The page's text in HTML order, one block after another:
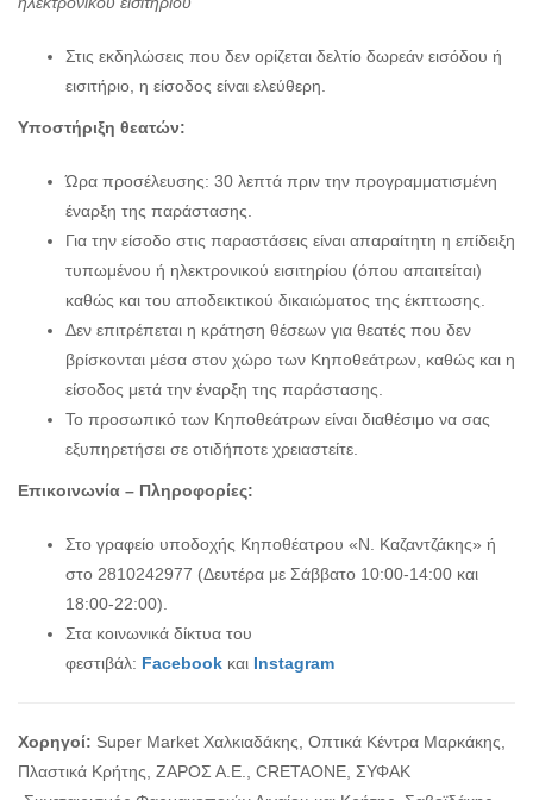
Στις εκδηλώσεις που δεν ορίζεται δελτίο δωρεάν εισόδου ή
εισιτήριο, η είσοδος είναι ελεύθερη.
Υποστήριξη θεατών:
Ώρα προσέλευσης: 30 λεπτά πριν την προγραμματισμένη
έναρξη της παράστασης.
Για την είσοδο στις παραστάσεις είναι απαραίτητη η επίδειξη
τυπωμένου ή ηλεκτρονικού εισιτηρίου (όπου απαιτείται)
καθώς και του αποδεικτικού δικαιώματος της έκπτωσης.
Δεν επιτρέπεται η κράτηση θέσεων για θεατές που δεν
βρίσκονται μέσα στον χώρο των Κηποθεάτρων, καθώς και η
είσοδος μετά την έναρξη της παράστασης.
Το προσωπικό των Κηποθεάτρων είναι διαθέσιμο να σας
εξυπηρετήσει σε οτιδήποτε χρειαστείτε.
Επικοινωνία – Πληροφορίες:
Στο γραφείο υποδοχής Κηποθέατρου «Ν. Καζαντζάκης» ή
στο 2810242977 (Δευτέρα με Σάββατο 10:00-14:00 και
18:00-22:00).
Στα κοινωνικά δίκτυα του
φεστιβάλ: Facebook και Instagram
Χορηγοί: Super Market Χαλκιαδάκης, Οπτικά Κέντρα Μαρκάκης,
Πλαστικά Κρήτης, ΖΑΡΟΣ Α.Ε., CRETAONE, ΣΥΦΑΚ